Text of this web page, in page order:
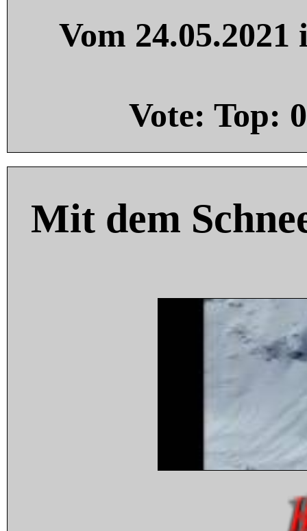
Vom
Vote: Top: 0
Mit dem